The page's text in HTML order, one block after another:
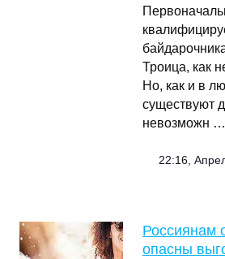
Троица, как
Но, как и в
существуют
невозможн …
22:16,
Россиянам
опасны